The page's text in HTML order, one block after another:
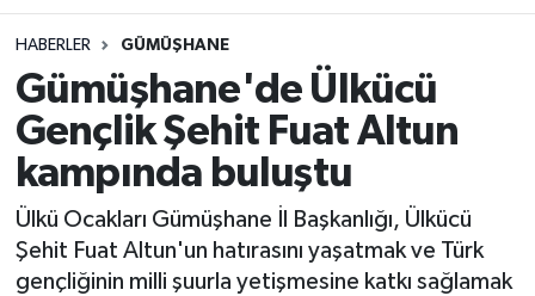
HABERLER GÜMÜŞHANE
Gümüşhane'de Ülkücü
Gençlik Şehit Fuat Altun
kampında buluştu
Ülkü Ocakları Gümüşhane İl Başkanlığı, Ülkücü
Şehit Fuat Altun'un hatırasını yaşatmak ve Türk
gençliğinin milli şuurla yetişmesine katkı sağlamak
Merkez Trafik Yoğunluk Haritası
Süper Lig Puan Durumu ve Fikstür
Tüm Manşetler
Son Dakika Haberleri
Haber Arşivi